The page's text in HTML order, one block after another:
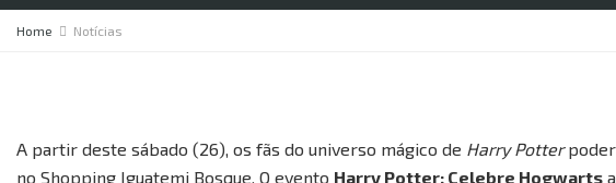
Home Notícias
A partir deste sábado (26), os fãs do universo mágico de Harry Potter
no Shopping Iguatemi Bosque. O evento Harry Potter: Celebre Hogwarts